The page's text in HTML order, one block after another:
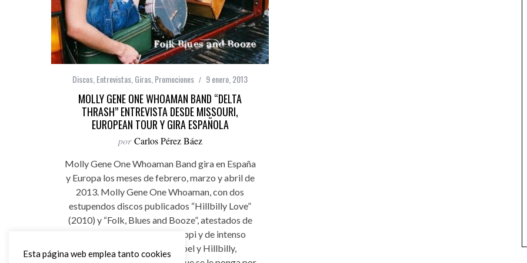
Discos Entrevistas Giras Promociones 9 enero, 2013
MOLLY GENE ONE WHOAMAN BAND “DELTA
THRASH” ENTREVISTA DESDE MISSOURI,
EUROPEAN TOUR Y GIRA ESPAÑOLA
por Carlos Pérez Báez
Molly Gene One Whoaman Band gira en España
y Europa los meses de febrero, marzo y abril de
2013. Molly Gene One Whoaman, con dos
estupendos discos publicados “Hillbilly Love”
(2010) y “Folk, Blues and Booze”, atestados de
Blues del Delta del Mississippi y de intenso
Rock, Folk, Country, Gospel y Hillbilly,
Esta página web emplea tanto cookies